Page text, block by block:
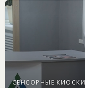
СЕНСОРНЫЕ КИОСКИ